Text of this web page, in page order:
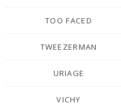
TOO FACED
TWEEZERMAN
URIAGE
VICHY